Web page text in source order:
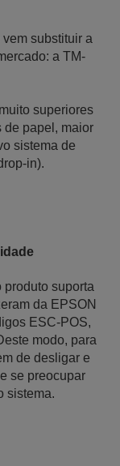
substituir a
a TM-
superiores
de papel, maior
sistema de
in).
produto suporta
da EPSON
ESC-POS,
modo, para
de desligar e
se preocupar
sistema.